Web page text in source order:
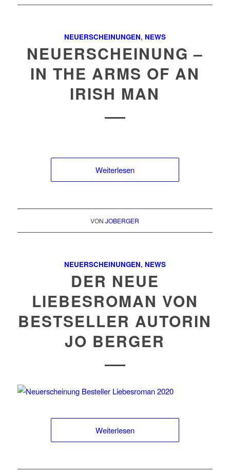
NEUERSCHEINUNGEN, NEWS
NEUERSCHEINUNG –
IN THE ARMS OF AN
IRISH MAN
Weiterlesen
VONJOBERGER
NEUERSCHEINUNGEN, NEWS
DER NEUE
LIEBESROMAN VON
BESTSELLER AUTORIN
JO BERGER
Weiterlesen